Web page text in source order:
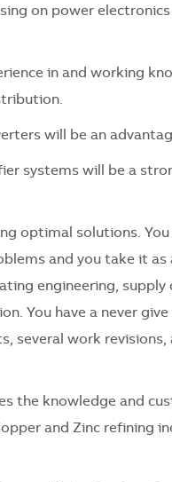
on power
in and working
will be an
systems will be a
optimal solutions.
and you take it as
engineering, supply
You have a never
several work revisions,
the knowledge and
and Zinc refining